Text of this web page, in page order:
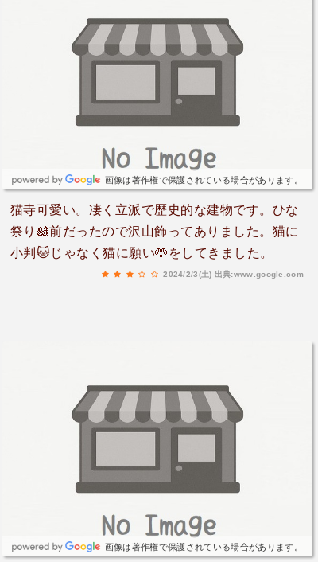
画像は著作権で保護されている場合があります。
猫寺可愛い。凄く立派で歴史的な建物です。ひな
祭り🎎前だったので沢山飾ってありました。猫に
小判🐱じゃなく猫に願い🤲をしてきました。
2024/2/3(土) 出典:www.google.com
画像は著作権で保護されている場合があります。